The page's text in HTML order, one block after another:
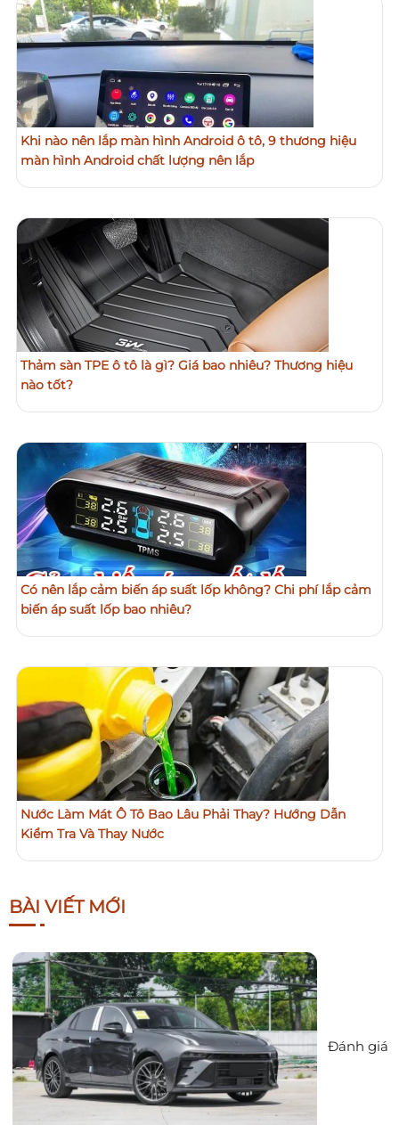
Khi nào nên lắp màn hình Android ô tô, 9 thương hiệu
màn hình Android chất lượng nên lắp
Thảm sàn TPE ô tô là gì? Giá bao nhiêu? Thương hiệu
nào tốt?
Có nên lắp cảm biến áp suất lốp không? Chi phí lắp cảm
biến áp suất lốp bao nhiêu?
Nước Làm Mát Ô Tô Bao Lâu Phải Thay? Hướng Dẫn
Kiểm Tra Và Thay Nước
BÀI VIẾT MỚI
Đánh giá